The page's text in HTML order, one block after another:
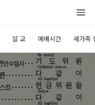
설 교 예배시간 새가족